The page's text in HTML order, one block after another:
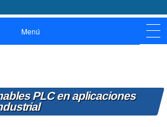
Menú
PLC en aplicaciones